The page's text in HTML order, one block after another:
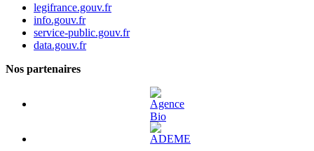
legifrance.gouv.fr
info.gouv.fr
service-public.gouv.fr
data.gouv.fr
Nos partenaires